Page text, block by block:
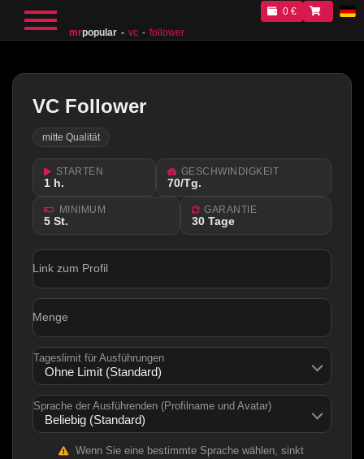
mrpopular vc follower
0 €
VC Follower
mitte Qualität
STARTEN
1 h.
GESCHWINDIGKEIT
70/Tg.
MINIMUM
5 St.
GARANTIE
30 Tage
Link zum Profil
Menge
Tageslimit für Ausführungen
Sprache der Ausführenden (Profilname und Avatar)
Wenn Sie eine bestimmte Sprache wählen, sinkt